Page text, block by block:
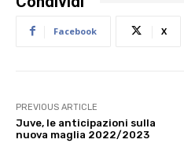
Facebook X
PREVIOUS ARTICLE
Juve, le anticipazioni sulla
nuova maglia 2022/2023